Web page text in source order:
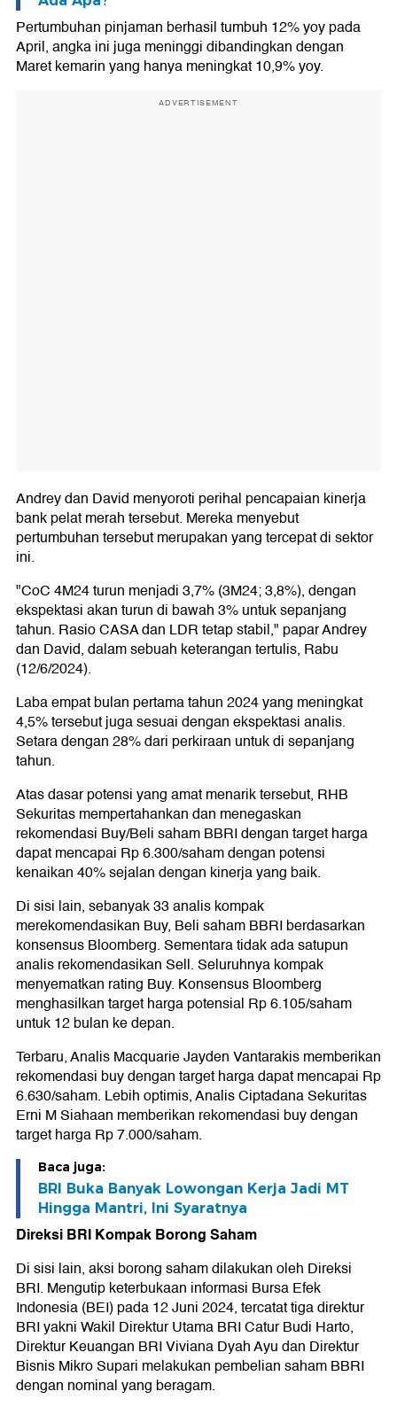
Pertumbuhan pinjaman berhasil tumbuh 12% yoy pada
April, angka ini juga meninggi dibandingkan dengan
Maret kemarin yang hanya meningkat 10,9% yoy.
ADVERTISEMENT
Andrey dan David menyoroti perihal pencapaian kinerja
bank pelat merah tersebut. Mereka menyebut
pertumbuhan tersebut merupakan yang tercepat di sektor
ini.
"CoC 4M24 turun menjadi 3,7% (3M24; 3,8%), dengan
ekspektasi akan turun di bawah 3% untuk sepanjang
tahun. Rasio CASA dan LDR tetap stabil," papar Andrey
dan David, dalam sebuah keterangan tertulis, Rabu
(12/6/2024).
Laba empat bulan pertama tahun 2024 yang meningkat
4,5% tersebut juga sesuai dengan ekspektasi analis.
Setara dengan 28% dari perkiraan untuk di sepanjang
tahun.
Atas dasar potensi yang amat menarik tersebut, RHB
Sekuritas mempertahankan dan menegaskan
rekomendasi Buy/Beli saham BBRI dengan target harga
dapat mencapai Rp 6.300/saham dengan potensi
kenaikan 40% sejalan dengan kinerja yang baik.
Di sisi lain, sebanyak 33 analis kompak
merekomendasikan Buy, Beli saham BBRI berdasarkan
konsensus Bloomberg. Sementara tidak ada satupun
analis rekomendasikan Sell. Seluruhnya kompak
menyematkan rating Buy. Konsensus Bloomberg
menghasilkan target harga potensial Rp 6.105/saham
untuk 12 bulan ke depan.
Terbaru, Analis Macquarie Jayden Vantarakis memberikan
rekomendasi buy dengan target harga dapat mencapai Rp
6.630/saham. Lebih optimis, Analis Ciptadana Sekuritas
Erni M Siahaan memberikan rekomendasi buy dengan
target harga Rp 7.000/saham.
Baca juga:
BRI Buka Banyak Lowongan Kerja Jadi MT
Hingga Mantri, Ini Syaratnya
Direksi BRI Kompak Borong Saham
Di sisi lain, aksi borong saham dilakukan oleh Direksi
BRI. Mengutip keterbukaan informasi Bursa Efek
Indonesia (BEI) pada 12 Juni 2024, tercatat tiga direktur
BRI yakni Wakil Direktur Utama BRI Catur Budi Harto,
Direktur Keuangan BRI Viviana Dyah Ayu dan Direktur
Bisnis Mikro Supari melakukan pembelian saham BBRI
dengan nominal yang beragam.